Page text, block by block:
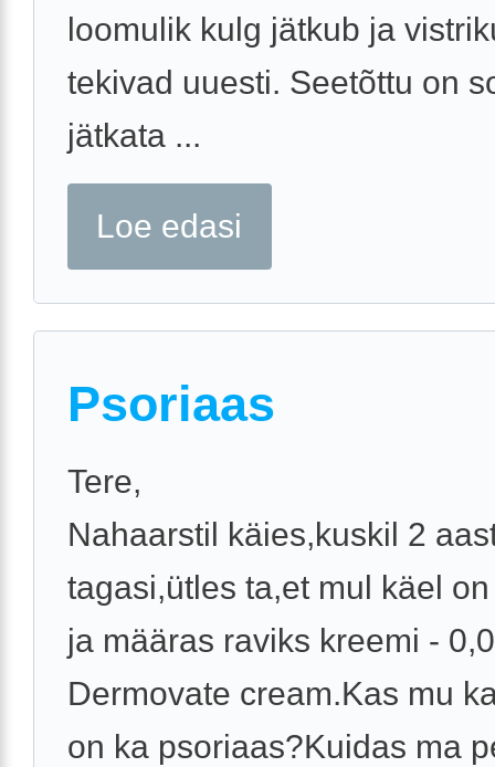
loomulik kulg jätkub ja
tekivad uuesti. Seetõttu on
jätkata ...
Loe edasi
Psoriaas
Tere,
Nahaarstil käies,kuskil 2
tagasi,ütles ta,et mul käel
ja määras raviks kreemi -
Dermovate cream.Kas mu
on ka psoriaas?Kuidas ma